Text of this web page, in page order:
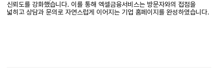
신뢰도를 강화했습니다. 이를 통해 엑셀금융서비스는 방문자와의 접점을
넓히고 상담과 문의로 자연스럽게 이어지는 기업 홈페이지를 완성하였습니다.